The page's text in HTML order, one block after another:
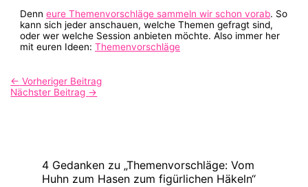
Denneure Themenvorschläge sammeln wir schon vorab. So
kann sich jeder anschauen, welche Themen gefragt sind,
oder wer welche Session anbieten möchte. Also immer her
mit euren Ideen:Themenvorschläge
← Vorheriger Beitrag
Nächster Beitrag →
4 Gedanken zu „Themenvorschläge: Vom
Huhn zum Hasen zum figürlichen Häkeln“